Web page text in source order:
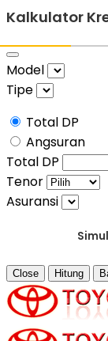
Kalkulator
Model
Tipe
Total DP
Angsuran
Total DP
Tenor
Asuransi
Close Hitung
Skip
to
content